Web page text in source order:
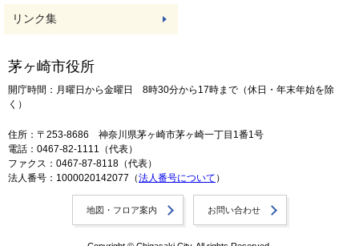
リンク集
茅ヶ崎市役所
開庁時間：月曜日から金曜日 8時30分から17時まで（休日・年末年始を除
く）
住所：〒253-8686 神奈川県茅ヶ崎市茅ヶ崎一丁目1番1号
電話：0467-82-1111（代表）
ファクス：0467-87-8118（代表）
法人番号：1000020142077（法人番号について ）
地図・フロア案内 お問い合わせ